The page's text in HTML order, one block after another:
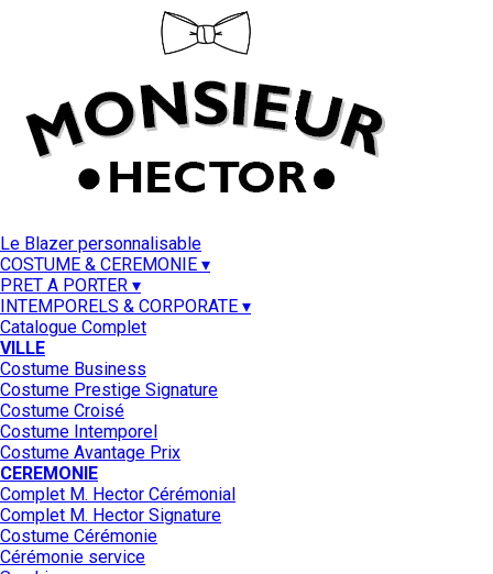
Le Blazer personnalisable
COSTUME & CEREMONIE ▾
PRET A PORTER ▾
INTEMPORELS & CORPORATE ▾
Catalogue Complet
VILLE
Costume Business
Costume Prestige Signature
Costume Croisé
Costume Intemporel
Costume Avantage Prix
CEREMONIE
Complet M. Hector Cérémonial
Complet M. Hector Signature
Costume Cérémonie
Cérémonie service